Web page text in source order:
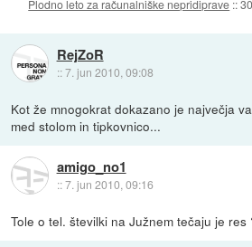
Plodno leto za računalniške nepridiprave ::
RejZoR
::7. jun 2010, 09:08
Kot že mnogokrat dokazano je največja
med stolom in tipkovnico...
amigo_no1
::7. jun 2010, 09:16
Tole o tel. številki na Južnem tečaju je res